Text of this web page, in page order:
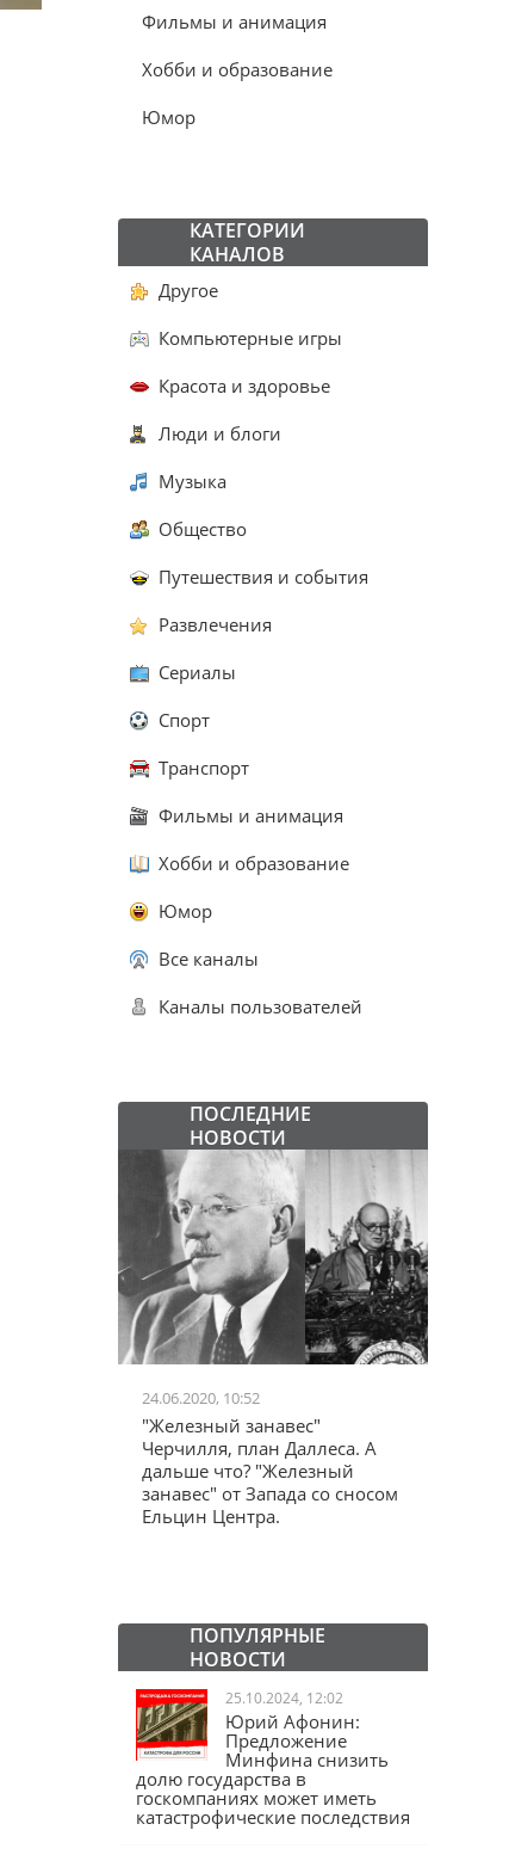
Фильмы и анимация
Хобби и образование
Юмор
КАТЕГОРИИ
КАНАЛОВ
Другое
Компьютерные игры
Красота и здоровье
Люди и блоги
Музыка
Общество
Путешествия и события
Развлечения
Сериалы
Спорт
Транспорт
Фильмы и анимация
Хобби и образование
Юмор
Все каналы
Каналы пользователей
ПОСЛЕДНИЕ
НОВОСТИ
24.06.2020, 10:52
"Железный занавес"
Черчилля, план Даллеса. А
дальше что? "Железный
занавес" от Запада со сносом
Ельцин Центра.
ПОПУЛЯРНЫЕ
НОВОСТИ
25.10.2024, 12:02
Юрий Афонин:
Предложение
Минфина снизить
долю государства в
госкомпаниях может иметь
катастрофические последствия